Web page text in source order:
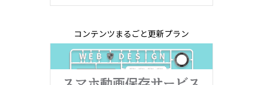
コンテンツまるごと更新プラン